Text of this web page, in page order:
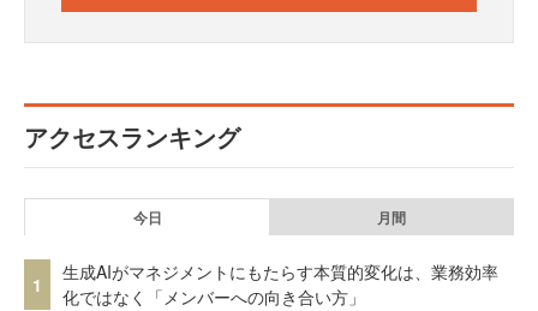
アクセスランキング
今日 月間
1
生成AIがマネジメントにもたらす本質的変化は、業務効率
化ではなく「メンバーへの向き合い方」